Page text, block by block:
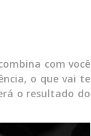
com você
o que vai te
o resultado do